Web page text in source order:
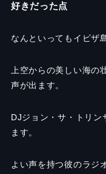
好きだった点
なんといってもイビザ
上空からの美しい海の
声が出ます。
DJジョン・サ・トリン
ます。
よい声を持つ彼のラジ